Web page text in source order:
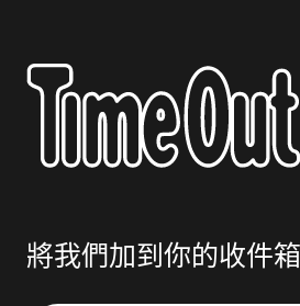
將我們加到你的收件箱